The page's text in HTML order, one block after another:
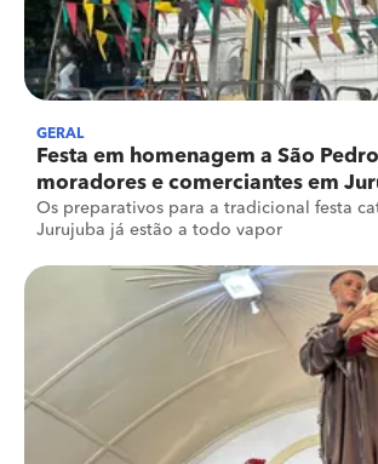
GERAL
Festa em homenagem a São
moradores e comerciantes em
Os preparativos para a tradicional festa
Jurujuba já estão a todo vapor